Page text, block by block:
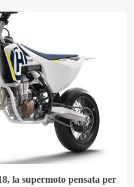
la supermoto pensata per